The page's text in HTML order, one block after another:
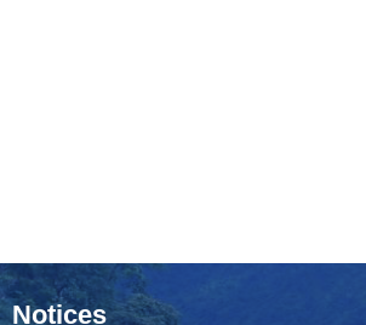
Notices